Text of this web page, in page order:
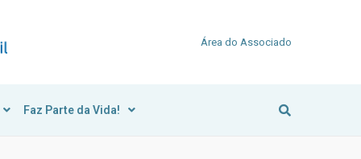
Área do Associado
Faz Parte da Vida!